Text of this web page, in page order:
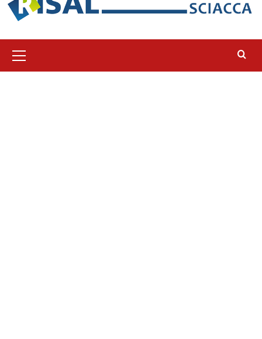
principale